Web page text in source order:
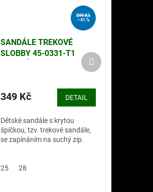
599 Kč
–41 %
SANDÁLE TREKOVÉ
SLOBBY 45-0331-T1
349 Kč DETAIL
Dětské sandále s krytou
špičkou, tzv. trekové sandále,
se zapínáním na suchý zip.
25 28
Další
produkt